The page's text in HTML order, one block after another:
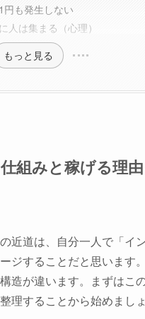
も発生しない
は集まる（心理）
もっと見る
組みと稼げる理
近道は、自分一人で「イ
ジすることだと思います
造が違います。まずはこ
理することから始めましょ